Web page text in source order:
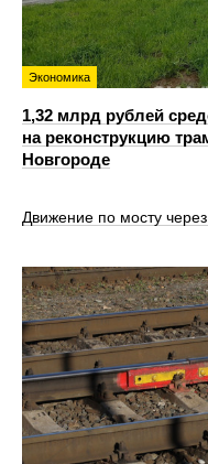
Экономика
1,32 млрд рублей
на реконструкцию
Новгороде
Движение по мосту